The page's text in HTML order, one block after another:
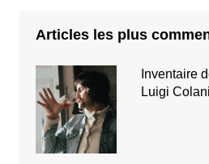
Articles les plus
Inventaire
Luigi Colani